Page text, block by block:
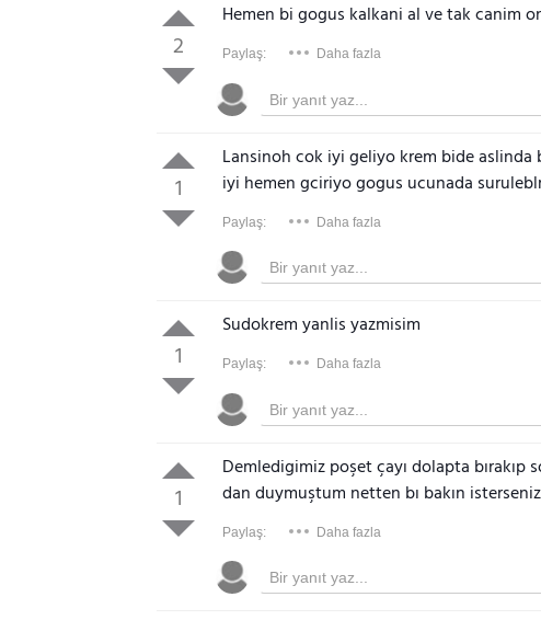
2
Hemen bi gogus kalkani al ve tak canim
Paylaş: Daha fazla
1
Lansinoh cok iyi geliyo krem bide
iyi hemen gciriyo gogus ucunada
Paylaş: Daha fazla
1
Sudokrem yanlis yazmisim
Paylaş: Daha fazla
1
Demledigimiz poşet çayı dolapta bırakıp
dan duymuştum netten bı bakın isterseniz
Paylaş: Daha fazla